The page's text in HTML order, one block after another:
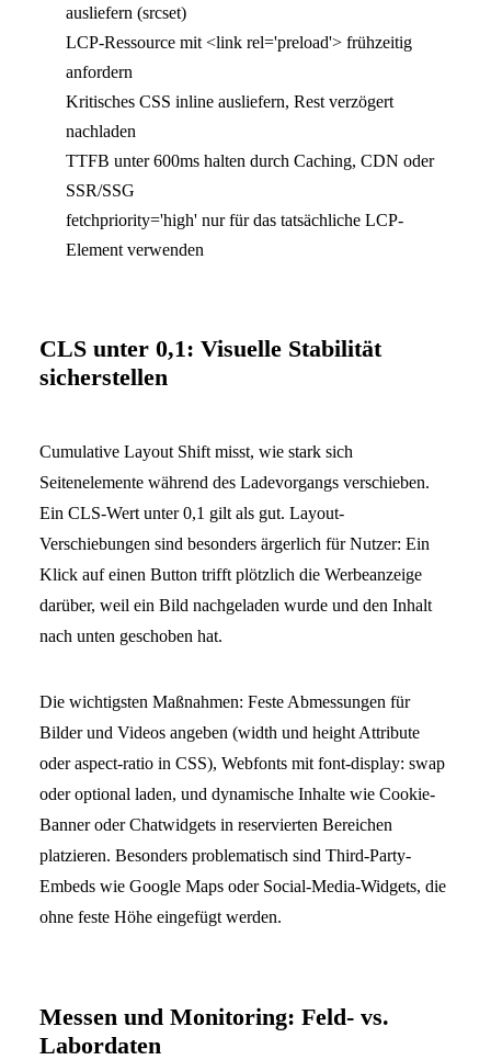
ausliefern (srcset)
LCP-Ressource mit <link rel='preload'> frühzeitig
anfordern
Kritisches CSS inline ausliefern, Rest verzögert
nachladen
TTFB unter 600ms halten durch Caching, CDN oder
SSR/SSG
fetchpriority='high' nur für das tatsächliche LCP-
Element verwenden
CLS unter 0,1: Visuelle Stabilität
sicherstellen
Cumulative Layout Shift misst, wie stark sich
Seitenelemente während des Ladevorgangs verschieben.
Ein CLS-Wert unter 0,1 gilt als gut. Layout-
Verschiebungen sind besonders ärgerlich für Nutzer: Ein
Klick auf einen Button trifft plötzlich die Werbeanzeige
darüber, weil ein Bild nachgeladen wurde und den Inhalt
nach unten geschoben hat.
Die wichtigsten Maßnahmen: Feste Abmessungen für
Bilder und Videos angeben (width und height Attribute
oder aspect-ratio in CSS), Webfonts mit font-display: swap
oder optional laden, und dynamische Inhalte wie Cookie-
Banner oder Chatwidgets in reservierten Bereichen
platzieren. Besonders problematisch sind Third-Party-
Embeds wie Google Maps oder Social-Media-Widgets, die
ohne feste Höhe eingefügt werden.
Messen und Monitoring: Feld- vs.
Labordaten